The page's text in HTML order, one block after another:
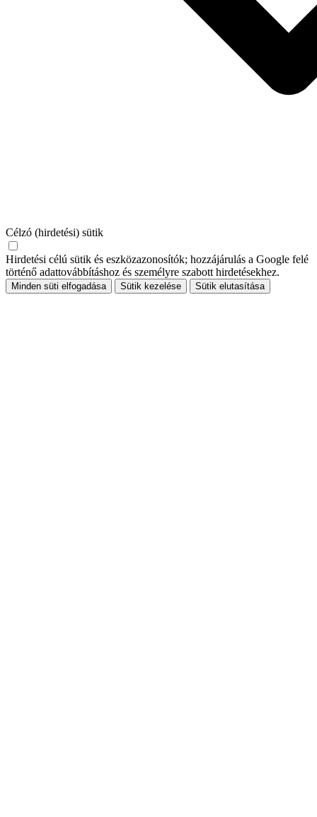
Célzó (hirdetési) sütik
Hirdetési célú sütik és eszközazonosítók; hozzájárulás a Google felé
történő adattovábbításhoz és személyre szabott hirdetésekhez.
Minden süti elfogadása Sütik kezelése Sütik elutasítása